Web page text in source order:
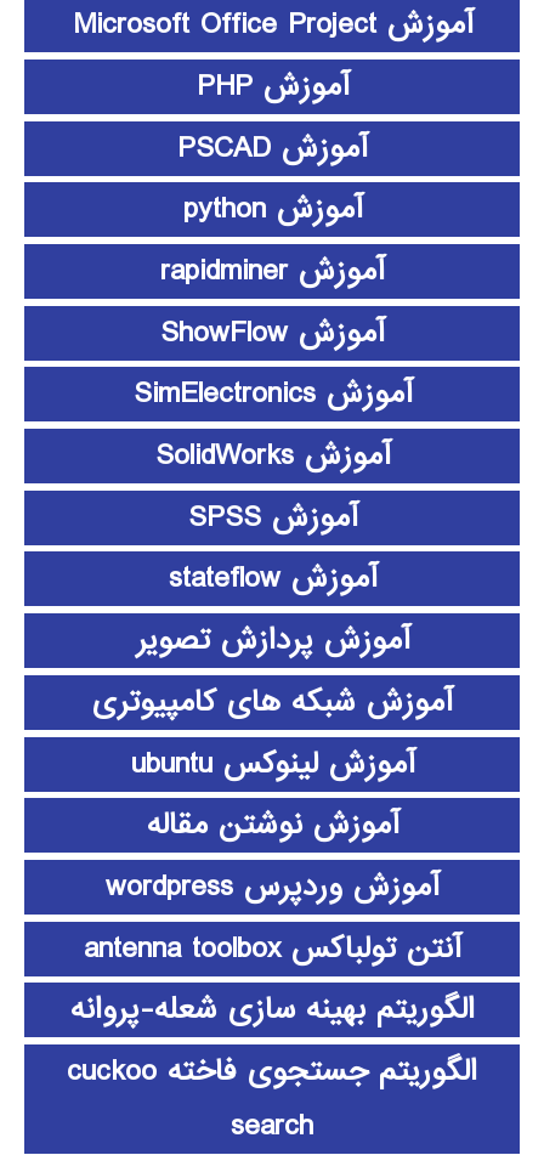
آموزش Microsoft Office Project
آموزش PHP
آموزش PSCAD
آموزش python
آموزش rapidminer
آموزش ShowFlow
آموزش SimElectronics
آموزش SolidWorks
آموزش SPSS
آموزش stateflow
آموزش پردازش تصویر
آموزش شبکه های کامپیوتری
آموزش لینوکس ubuntu
آموزش نوشتن مقاله
آموزش وردپرس wordpress
آنتن تولباکس antenna toolbox
الگوریتم بهینه سازی شعله-پروانه
الگوریتم جستجوی فاخته cuckoo
search